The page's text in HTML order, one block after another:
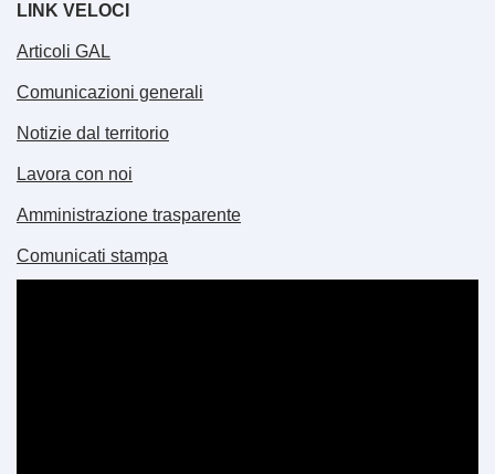
LINK VELOCI
Articoli GAL
Comunicazioni generali
Notizie dal territorio
Lavora con noi
Amministrazione trasparente
Comunicati stampa